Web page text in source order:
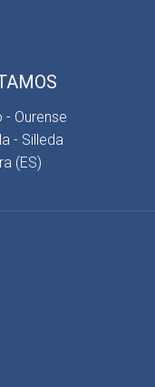
- Ourense
- Silleda
(ES)